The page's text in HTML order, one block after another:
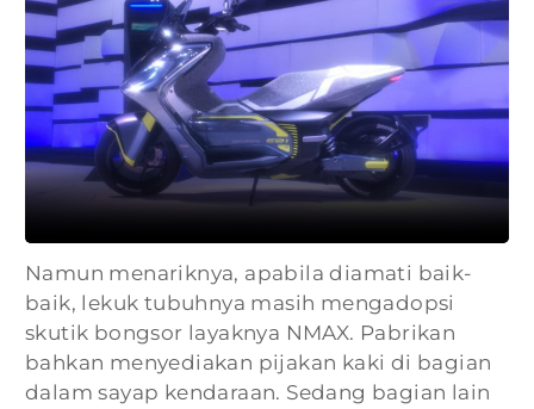
Namun menariknya, apabila diamati baik-
baik, lekuk tubuhnya masih mengadopsi
skutik bongsor layaknya NMAX. Pabrikan
bahkan menyediakan pijakan kaki di bagian
dalam sayap kendaraan. Sedang bagian lain